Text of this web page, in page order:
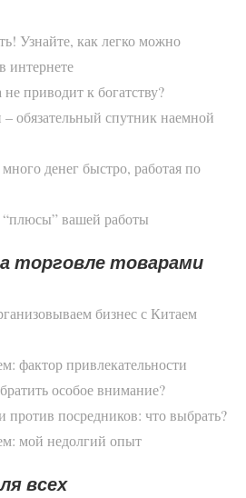
Узнайте, как легко можно
интернете
приводит к богатству?
обязательный спутник наемной
много денег быстро, работая по
вашей работы
торговле товарами
бизнес с Китаем
фактор привлекательности
особое внимание?
против посредников: что выбрать?
мой недолгий опыт
всех